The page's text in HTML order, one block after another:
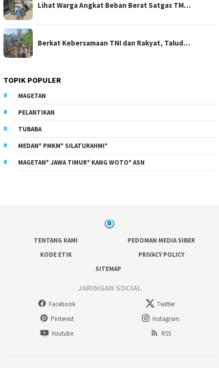
Lihat Warga Angkat Beban Berat Satgas TM…
Berkat Kebersamaan TNI dan Rakyat, Talud…
TOPIK POPULER
MAGETAN
PELANTIKAN
TUBABA
MEDAN* PMKM* SILATURAHMI*
MAGETAN* JAWA TIMUR* KANG WOTO* ASN
TENTANG KAMI
PEDOMAN MEDIA SIBER
KODE ETIK
PRIVACY POLICY
SITEMAP
JARINGAN SOCIAL
Facebook
Twitter
Pinterest
Instagram
Youtube
RSS